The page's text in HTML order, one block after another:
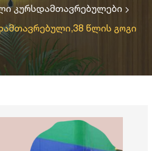
კურსდამთავრებულები
წლის გოგი